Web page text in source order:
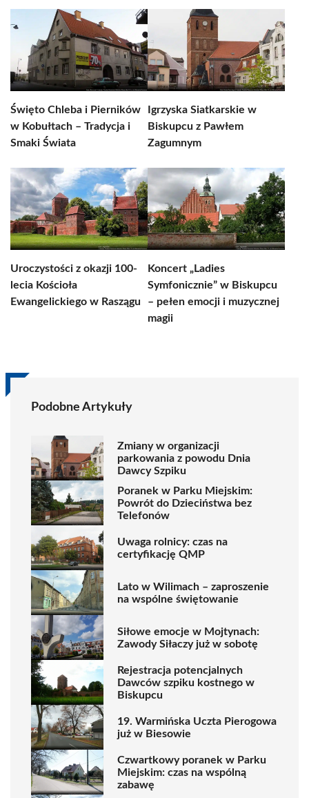
Święto Chleba i Pierników
w Kobułtach – Tradycja i
Smaki Świata
Igrzyska Siatkarskie w
Biskupcu z Pawłem
Zagumnym
Uroczystości z okazji 100-
lecia Kościoła
Ewangelickiego w Raszągu
Koncert „Ladies
Symfonicznie” w Biskupcu
– pełen emocji i muzycznej
magii
Podobne Artykuły
Zmiany w organizacji
parkowania z powodu Dnia
Dawcy Szpiku
Poranek w Parku Miejskim:
Powrót do Dzieciństwa bez
Telefonów
Uwaga rolnicy: czas na
certyfikację QMP
Lato w Wilimach – zaproszenie
na wspólne świętowanie
Siłowe emocje w Mojtynach:
Zawody Siłaczy już w sobotę
Rejestracja potencjalnych
Dawców szpiku kostnego w
Biskupcu
19. Warmińska Uczta Pierogowa
już w Biesowie
Czwartkowy poranek w Parku
Miejskim: czas na wspólną
zabawę